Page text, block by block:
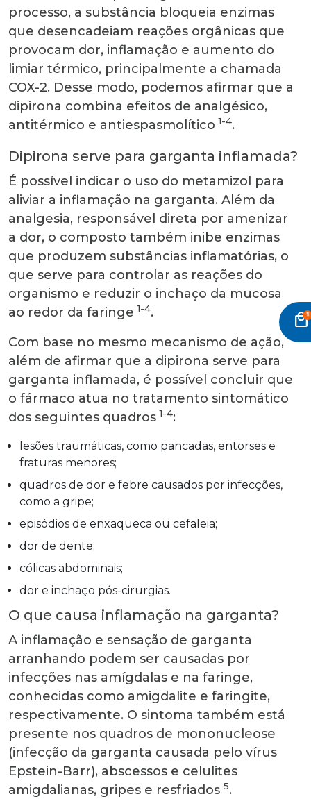
local_mall
processo, a substância bloqueia enzimas
que desencadeiam reações orgânicas que
provocam dor, inflamação e aumento do
limiar térmico, principalmente a chamada
COX-2. Desse modo, podemos afirmar que a
dipirona combina efeitos de analgésico,
antitérmico e antiespasmolítico 1-4.
Dipirona serve para garganta inflamada?
É possível indicar o uso do metamizol para
aliviar a inflamação na garganta. Além da
analgesia, responsável direta por amenizar
a dor, o composto também inibe enzimas
que produzem substâncias inflamatórias, o
que serve para controlar as reações do
organismo e reduzir o inchaço da mucosa
ao redor da faringe 1-4.
Com base no mesmo mecanismo de ação,
além de afirmar que a dipirona serve para
garganta inflamada, é possível concluir que
o fármaco atua no tratamento sintomático
dos seguintes quadros 1-4:
lesões traumáticas, como pancadas, entorses e
fraturas menores;
quadros de dor e febre causados por infecções,
como a gripe;
episódios de enxaqueca ou cefaleia;
dor de dente;
cólicas abdominais;
dor e inchaço pós-cirurgias.
O que causa inflamação na garganta?
A inflamação e sensação de garganta
arranhando podem ser causadas por
infecções nas amígdalas e na faringe,
conhecidas como amigdalite e faringite,
respectivamente. O sintoma também está
presente nos quadros de mononucleose
(infecção da garganta causada pelo vírus
Epstein-Barr), abscessos e celulites
amigdalianas, gripes e resfriados 5.